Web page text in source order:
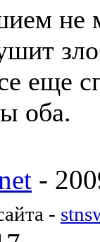
не
еще
оба.
-
-